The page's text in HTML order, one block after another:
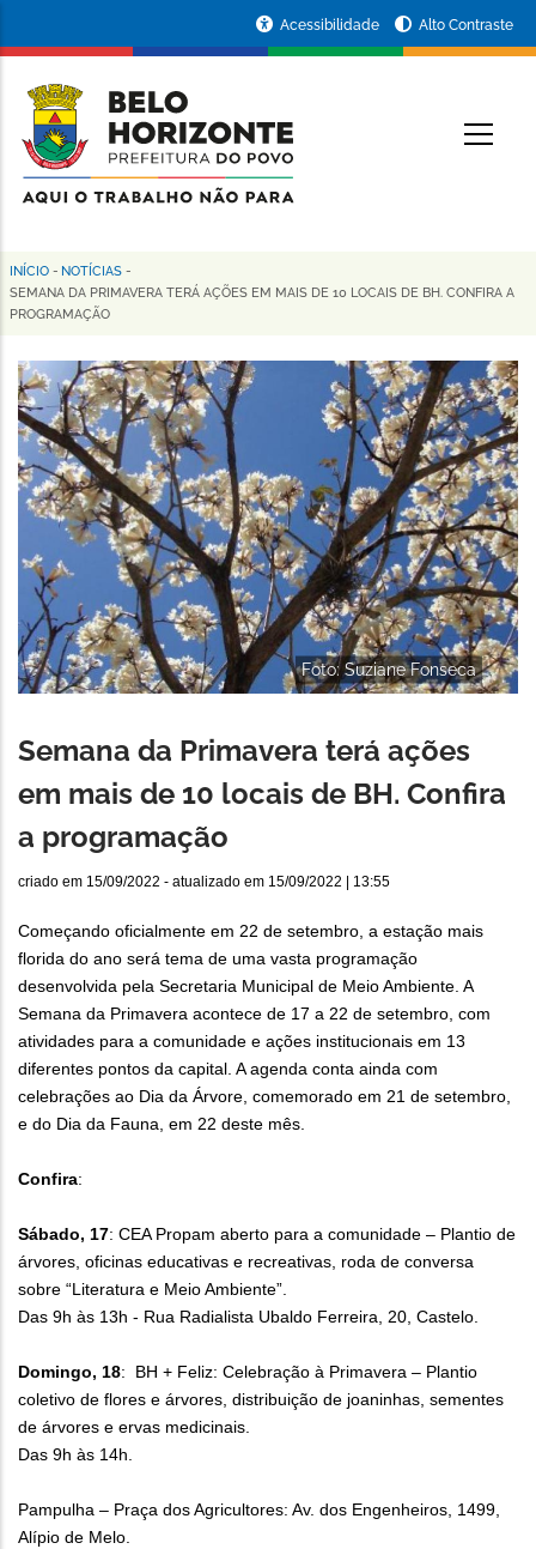
conteúdo
principal
da
Prefeitura
de
Horizonte
Acessibilidade Alto Contraste
Trilha
de
navegação
INÍCIO - NOTÍCIAS -
SEMANA DA PRIMAVERA TERÁ AÇÕES EM MAIS DE 10 LOCAIS DE BH. CONFIRA A
PROGRAMAÇÃO
Foto: Suziane Fonseca
Semana da Primavera terá ações
em mais de 10 locais de BH. Confira
a programação
criado em 15/09/2022 - atualizado em 15/09/2022 | 13:55
Começando oficialmente em 22 de setembro, a estação mais
florida do ano será tema de uma vasta programação
desenvolvida pela Secretaria Municipal de Meio Ambiente. A
Semana da Primavera acontece de 17 a 22 de setembro, com
atividades para a comunidade e ações institucionais em 13
diferentes pontos da capital. A agenda conta ainda com
celebrações ao Dia da Árvore, comemorado em 21 de setembro,
e do Dia da Fauna, em 22 deste mês.
Confira:
Sábado, 17: CEA Propam aberto para a comunidade – Plantio de
árvores, oficinas educativas e recreativas, roda de conversa
sobre “Literatura e Meio Ambiente”.
Das 9h às 13h - Rua Radialista Ubaldo Ferreira, 20, Castelo.
Domingo, 18: BH + Feliz: Celebração à Primavera – Plantio
coletivo de flores e árvores, distribuição de joaninhas, sementes
de árvores e ervas medicinais.
Das 9h às 14h.
Pampulha – Praça dos Agricultores: Av. dos Engenheiros, 1499,
Alípio de Melo.